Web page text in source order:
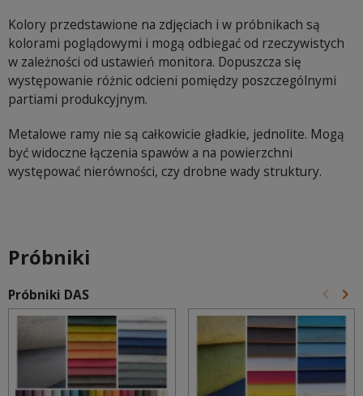
Kolory przedstawione na zdjęciach i w próbnikach są
kolorami poglądowymi i mogą odbiegać od rzeczywistych
w zależności od ustawień monitora. Dopuszcza się
występowanie różnic odcieni pomiędzy poszczególnymi
partiami produkcyjnym.
Metalowe ramy nie są całkowicie gładkie, jednolite. Mogą
być widoczne łączenia spawów a na powierzchni
występować nierówności, czy drobne wady struktury.
Próbniki
Próbniki DAS keyboard_arrow_left keyboard_arrow_right